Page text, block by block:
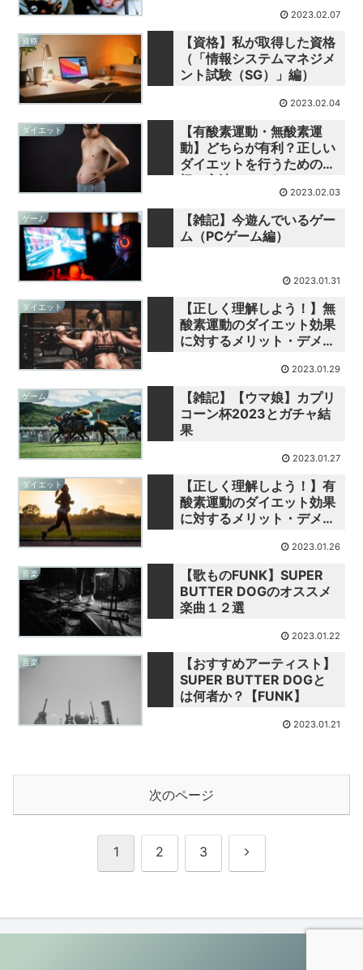
2023.02.07
資格
【資格】私が取得した資格
（「情報システムマネジメ
ント試験（SG）」編）
2023.02.04
ダイエット
【有酸素運動・無酸素運
動】どちらが有利？正しい
ダイエットを行うための究
極の方法はコレだ！
2023.02.03
ゲーム
【雑記】今遊んでいるゲー
ム（PCゲーム編）
2023.01.31
ダイエット
【正しく理解しよう！】無
酸素運動のダイエット効果
に対するメリット・デメリ
ット
2023.01.29
ゲーム
【雑記】【ウマ娘】カプリ
コーン杯2023とガチャ結
果
2023.01.27
ダイエット
【正しく理解しよう！】有
酸素運動のダイエット効果
に対するメリット・デメリ
ット
2023.01.26
音楽
【歌ものFUNK】SUPER
BUTTER DOGのオススメ
楽曲１２選
2023.01.22
音楽
【おすすめアーティスト】
SUPER BUTTER DOGと
は何者か？【FUNK】
2023.01.21
次のページ
1 2 3
次